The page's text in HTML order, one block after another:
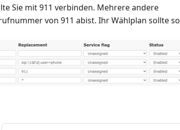
Sie mit 911 verbinden. Mehrere andere
von 911 abist. Ihr Wählplan sollte so